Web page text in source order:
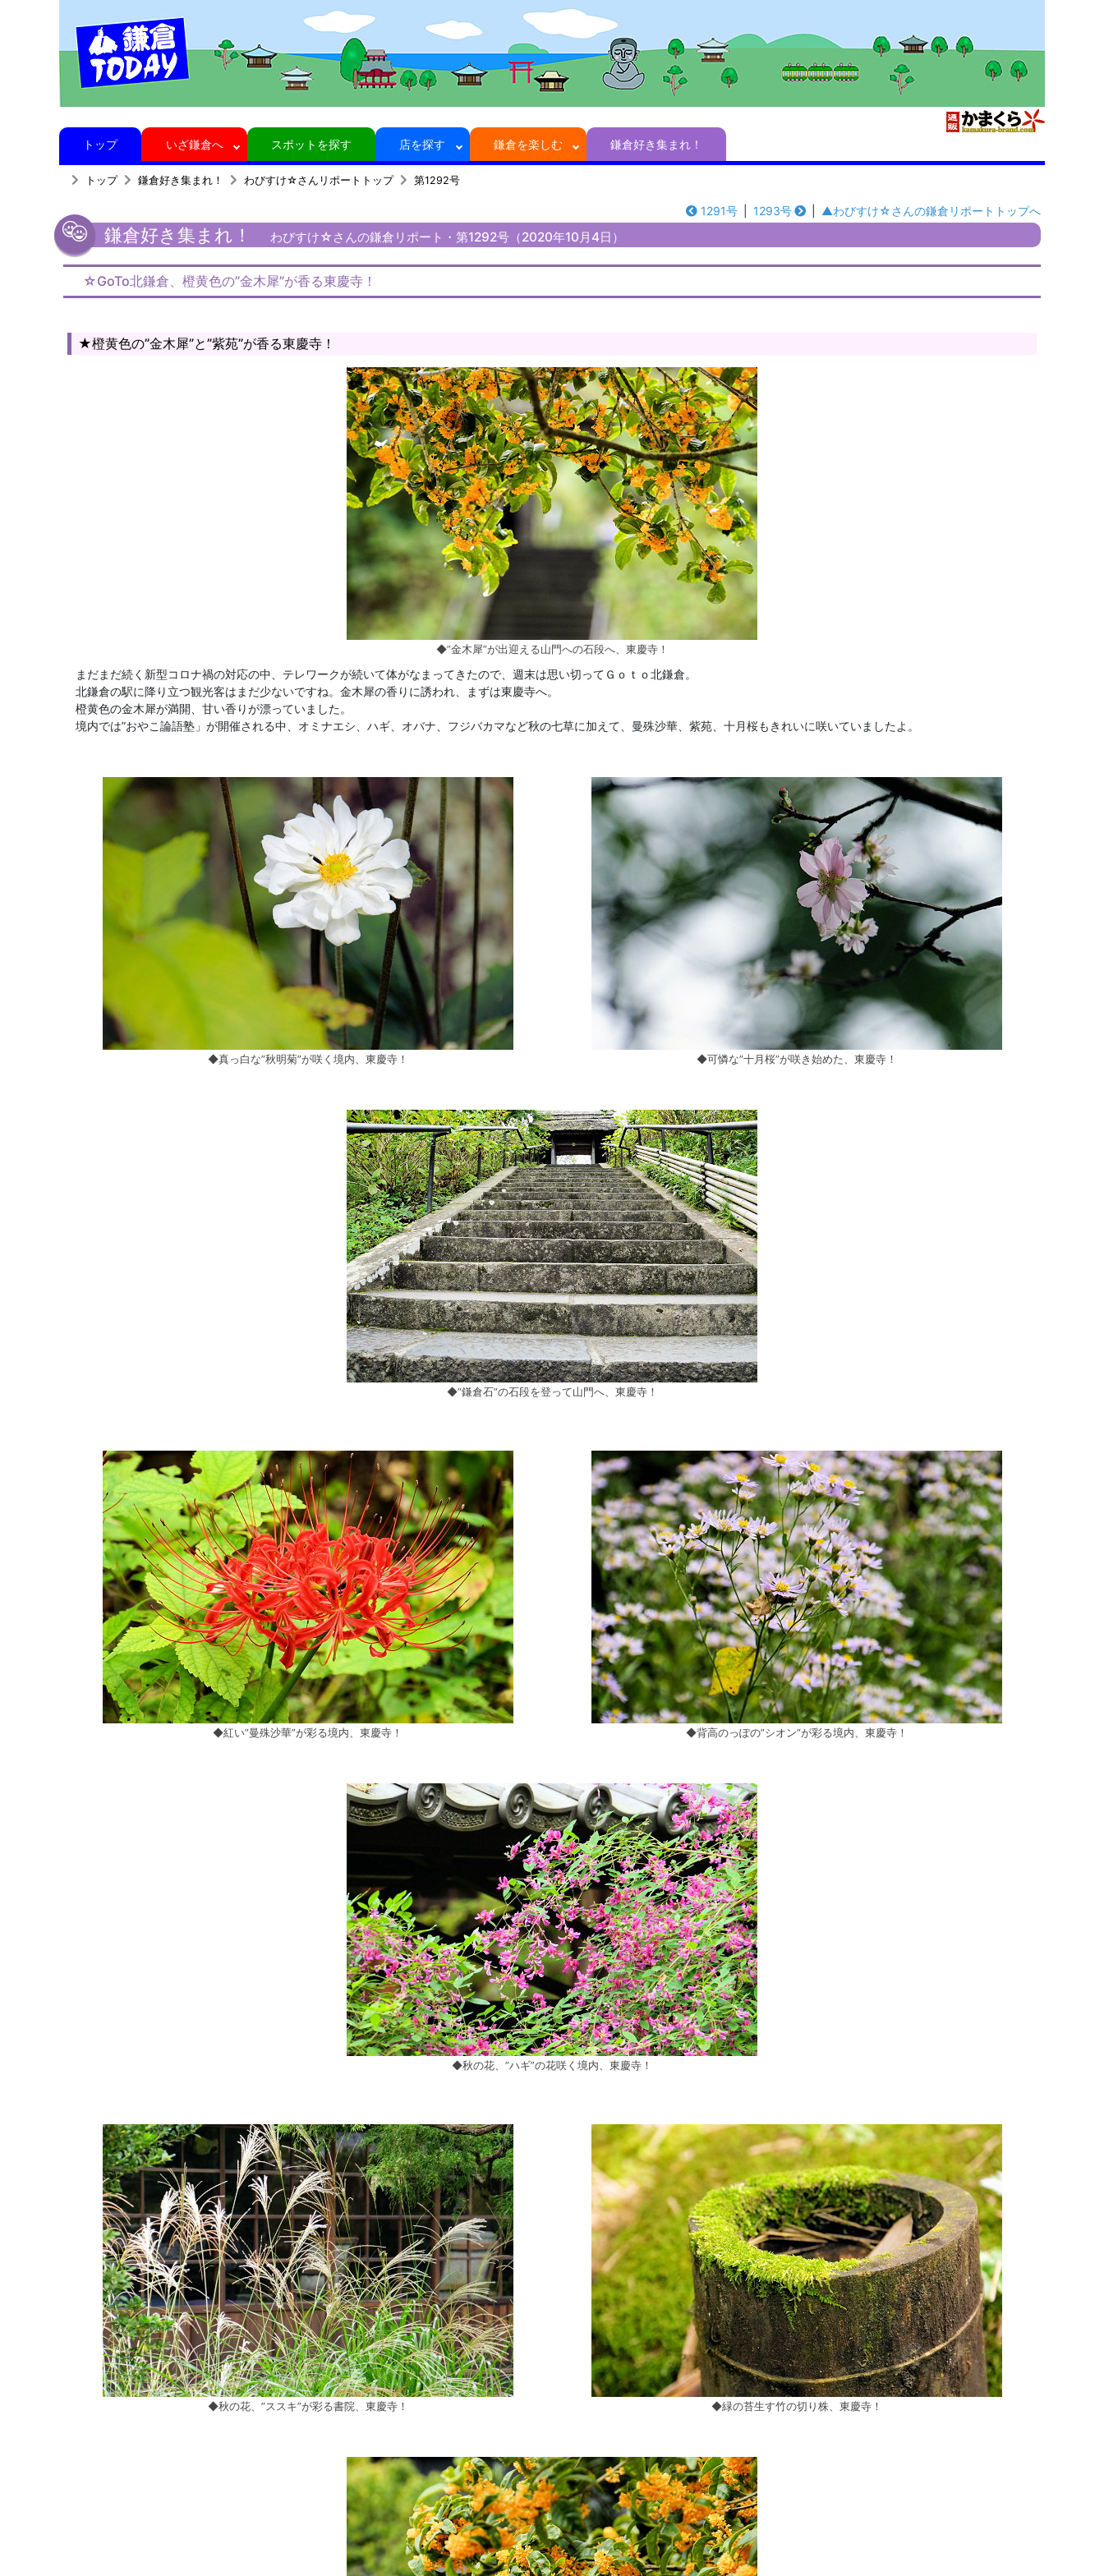
トップ いざ鎌倉へ スポットを探す 店を探す 鎌倉を楽しむ 鎌倉好き集まれ！
トップ 鎌倉好き集まれ！ わびすけ☆さんリポートトップ 第1292号
1291号 1293号 ▲わびすけ☆さんの鎌倉リポートトップへ
鎌倉好き集まれ！ わびすけ☆さんの鎌倉リポート・第1292号（2020年10月4日）
☆GoTo北鎌倉、橙黄色の”金木犀”が香る東慶寺！
★橙黄色の”金木犀”と”紫苑”が香る東慶寺！
◆”金木犀”が出迎える山門への石段へ、東慶寺！
まだまだ続く新型コロナ禍の対応の中、テレワークが続いて体がなまってきたので、週末は思い切ってＧｏｔｏ北鎌倉。
北鎌倉の駅に降り立つ観光客はまだ少ないですね。金木犀の香りに誘われ、まずは東慶寺へ。
橙黄色の金木犀が満開、甘い香りが漂っていました。
境内では”おやこ論語塾」が開催される中、オミナエシ、ハギ、オバナ、フジバカマなど秋の七草に加えて、曼殊沙華、紫苑、十月桜もきれいに咲いていましたよ。
◆真っ白な”秋明菊”が咲く境内、東慶寺！ ◆可憐な”十月桜”が咲き始めた、東慶寺！
◆”鎌倉石”の石段を登って山門へ、東慶寺！
◆紅い”曼殊沙華”が彩る境内、東慶寺！ ◆背高のっぽの”シオン”が彩る境内、東慶寺！
◆秋の花、”ハギ”の花咲く境内、東慶寺！
◆秋の花、”ススキ”が彩る書院、東慶寺！ ◆緑の苔生す竹の切り株、東慶寺！